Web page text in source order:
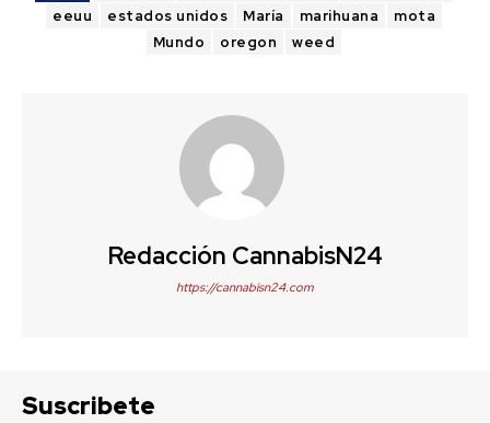
eeuu
estados unidos María marihuana
mota
Mundo
oregon weed
Redacción CannabisN24
https://cannabisn24.com
Suscribete